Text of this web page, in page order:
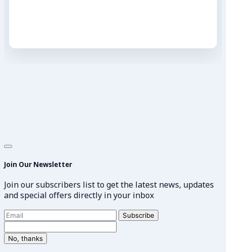
Join Our Newsletter
Join our subscribers list to get the latest news, updates
and special offers directly in your inbox
Subscribe
No, thanks